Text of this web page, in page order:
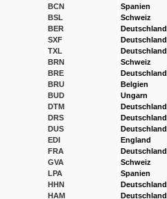
BCN
BSL
BER
SXF
TXL
BRN
BRE
BRU
BUD
DTM
DRS
DUS
EDI
FRA
GVA
LPA
HHN
HAM
Spanien
Schweiz
Deutschland
Deutschland
Deutschland
Schweiz
Deutschland
Belgien
Ungarn
Deutschland
Deutschland
Deutschland
England
Deutschland
Schweiz
Spanien
Deutschland
Deutschland